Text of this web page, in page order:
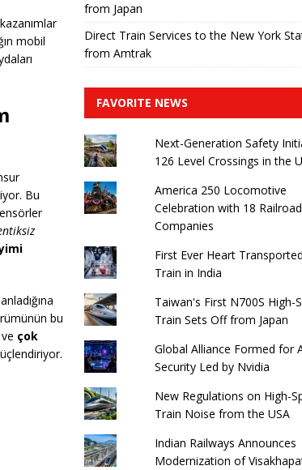
mobil
Bu
bu
ve çok
from Japan
Direct Train Services to the New York
from Amtrak
FAVORITE NEWS
Next-Generation Safety
126 Level Crossings in the
America 250 Locomotive
Celebration with 18 Railroad
Companies
First Ever Heart
Train in India
Taiwan's First N700S High-
Train Sets Off from Japan
Global Alliance Formed for
Security Led by Nvidia
New Regulations on High-
Train Noise from the USA
Indian Railways Announces
Modernization of